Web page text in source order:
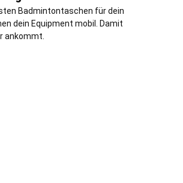
Badmintontaschen für dein
dein Equipment mobil. Damit
ankommt.